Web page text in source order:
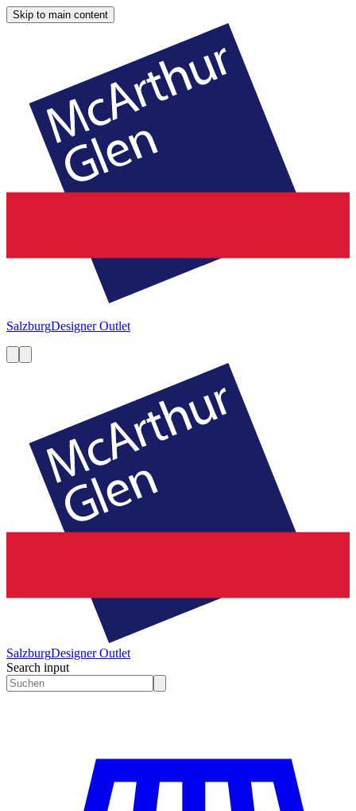
Skip to main content
SalzburgDesigner Outlet
SalzburgDesigner Outlet
Search input